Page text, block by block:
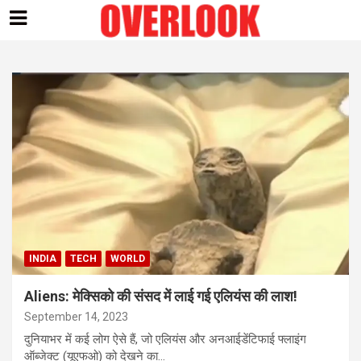
INDIA TECH WORLD
Aliens: मेक्सिको की संसद में लाई गई एलियंस की लाश!
September 14, 2023
दुनियाभर में कई लोग ऐसे हैं, जो एलियंस और अनआईडेंटिफाई फ्लाइंग
ऑब्जेक्ट (यूएफओ) को देखने का…